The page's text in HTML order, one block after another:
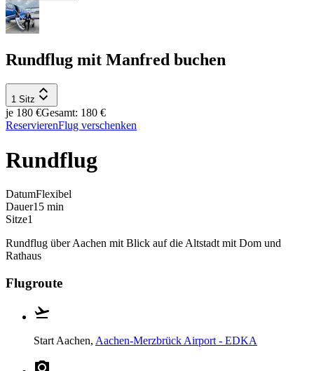
Rundflug mit Manfred buchen
1 Sitz
je 180 €Gesamt: 180 €
ReservierenFlug verschenken
Rundflug
DatumFlexibel
Dauer15 min
Sitze1
Rundflug über Aachen mit Blick auf die Altstadt mit Dom und
Rathaus
Flugroute
Start Aachen, Aachen-Merzbrück Airport - EDKA